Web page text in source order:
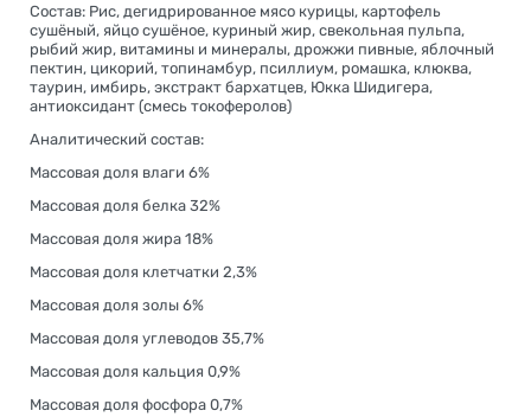
Состав: Рис, дегидрированное мясо курицы, картофель
сушёный, яйцо сушёное, куриный жир, свекольная пульпа,
рыбий жир, витамины и минералы, дрожжи пивные, яблочный
пектин, цикорий, топинамбур, псиллиум, ромашка, клюква,
таурин, имбирь, экстракт бархатцев, Юкка Шидигера,
антиоксидант (смесь токоферолов)
Аналитический состав:
Массовая доля влаги 6%
Массовая доля белка 32%
Массовая доля жира 18%
Массовая доля клетчатки 2,3%
Массовая доля золы 6%
Массовая доля углеводов 35,7%
Массовая доля кальция 0,9%
Массовая доля фосфора 0,7%